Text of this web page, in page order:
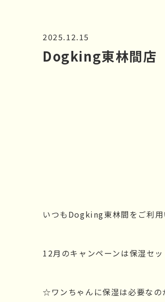
2025.12.15
Dogking東林間店
いつもDogking東林間をご利用
12月のキャンペーンは保湿セ
☆ワンちゃんに保湿は必要なの